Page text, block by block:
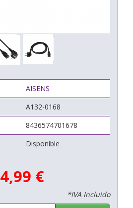
AISENS
A132-0168
8436574701678
Disponible
4,99 €
*IVA Incluido